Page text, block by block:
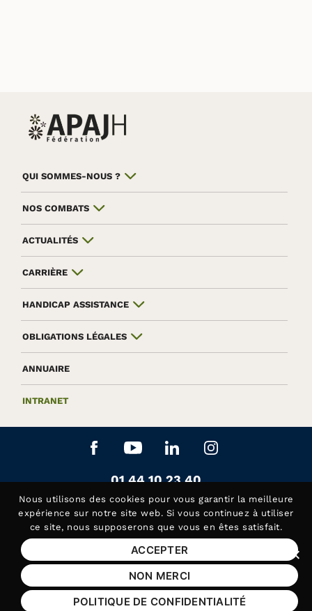
QUI SOMMES-NOUS ?
NOS COMBATS
ACTUALITÉS
CARRIÈRE
HANDICAP ASSISTANCE
OBLIGATIONS LÉGALES
ANNUAIRE
INTRANET
Aller sur le réseau social
Aller sur le réseau social
Aller sur le réseau
Aller sur le
Contactez-nous au
01 44 10 23 40
Siège de la Fédération APAJH
Contactez-nous au
01 44 10 81 50
Handicap Assistance, les lundis et jeudis matin
Mentions légales
Plan du site
Nous utilisons des cookies pour vous garantir la meilleure
expérience sur notre site web. Si vous continuez à utiliser
ce site, nous supposerons que vous en êtes satisfait.
ACCEPTER
NON MERCI
POLITIQUE DE CONFIDENTIALITÉ